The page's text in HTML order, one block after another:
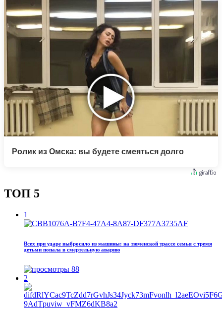
Ролик из Омска: вы будете смеяться долго
ТОП 5
1
Всех при ударе выбросило из машины: на тюменской трассе семья с тремя
детьми попала в смертельную аварию
88
2